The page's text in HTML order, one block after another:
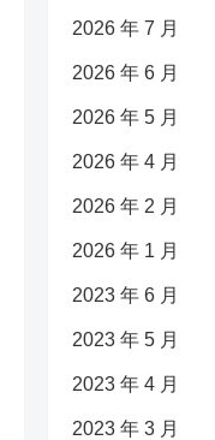
2026 年 7 月
2026 年 6 月
2026 年 5 月
2026 年 4 月
2026 年 2 月
2026 年 1 月
2023 年 6 月
2023 年 5 月
2023 年 4 月
2023 年 3 月